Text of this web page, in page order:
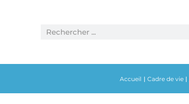
Accueil Cadre de vie